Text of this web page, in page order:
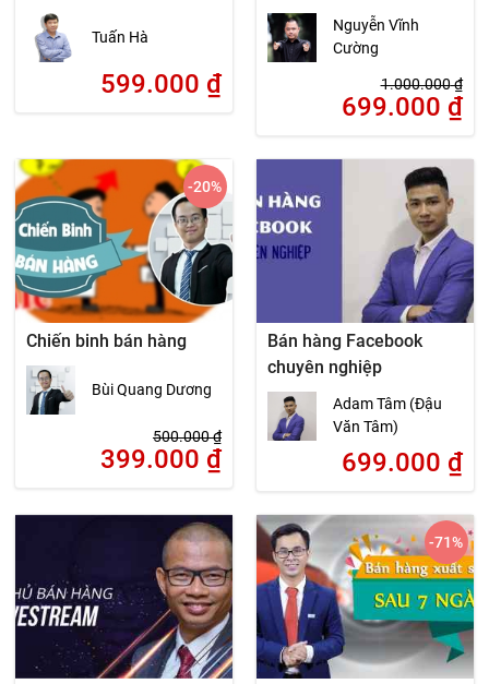
giá
Tuấn Hà
599.000 ₫
Nguyễn Vĩnh
Cường
1.000.000₫
699.000 ₫
Chiến binh bán hàng
Bùi Quang Dương
500.000₫
399.000 ₫
-20%
Bán hàng Facebook
chuyên nghiệp
Adam Tâm (Đậu
Văn Tâm)
699.000 ₫
-71%